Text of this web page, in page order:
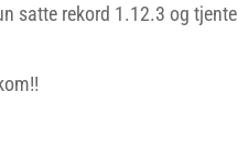
satte rekord 1.12.3 og tjente